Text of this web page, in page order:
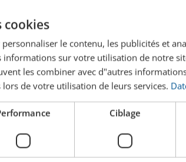
Single Crush
Mikkeller Space Race
incl. TVA
cookies
le contenu, les publicités et
informations sur votre utilisation de notre
les combiner avec d"autres
de votre utilisation de leurs services.
Ciblage